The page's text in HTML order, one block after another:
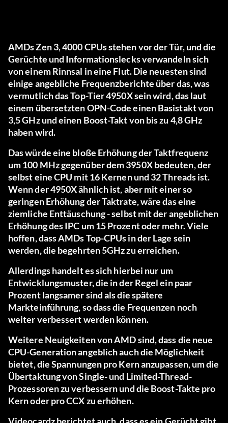
AMDs Zen 3, 4000 CPUs stehen vor der Tür, und die
Gerüchte und Informationslecks verwandeln sich
von einem Rinnsal in eine Flut. Die neuesten sind
einige angebliche Frequenzberichte über das, was
vermutlich das Top-Tier 4950X sein wird, das laut
einem übersetzten OPN-Code einen Basistakt von
3,5 GHz und einen Boost-Takt von bis zu 4,8 GHz
haben wird.
Das würde eine bloße Erhöhung der Taktfrequenz
um 100 MHz gegenüber dem 3950X bedeuten, der
selbst eine CPU mit 16 Kernen und 32 Threads ist.
Wenn der 4950X ähnlich ist, aber mit einer so
geringen Erhöhung der Taktrate, wäre das eine
ziemliche Enttäuschung - selbst mit der angeblichen
Erhöhung des IPC um 15 Prozent oder mehr. Viele
hoffen, dass AMDs Top-CPUs in der Lage sein
werden, die begehrten 5GHz zu erreichen.
Allerdings handelt es sich hierbei nur um
Entwicklungsmuster, die in der Regel ein paar
Prozent langsamer sind als die spätere
Markteinführung, so dass die Frequenzen noch
weiter verbessert werden können.
Weitere Neuigkeiten von AMD sind, dass die neue
CPU-Generation angeblich auch die Möglichkeit
bietet, die Spannungen pro Kern anzupassen, um die
Übertaktung von Single- und Limited-Thread-
Prozessoren zu verbessern und die Boost-Takte pro
Kern oder pro CCX zu erhöhen.